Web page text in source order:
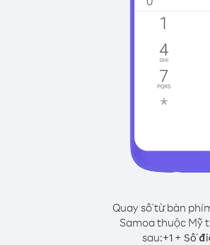
Quay số từ bàn
Samoa thuộc Mỹ
sau:+1 + Số